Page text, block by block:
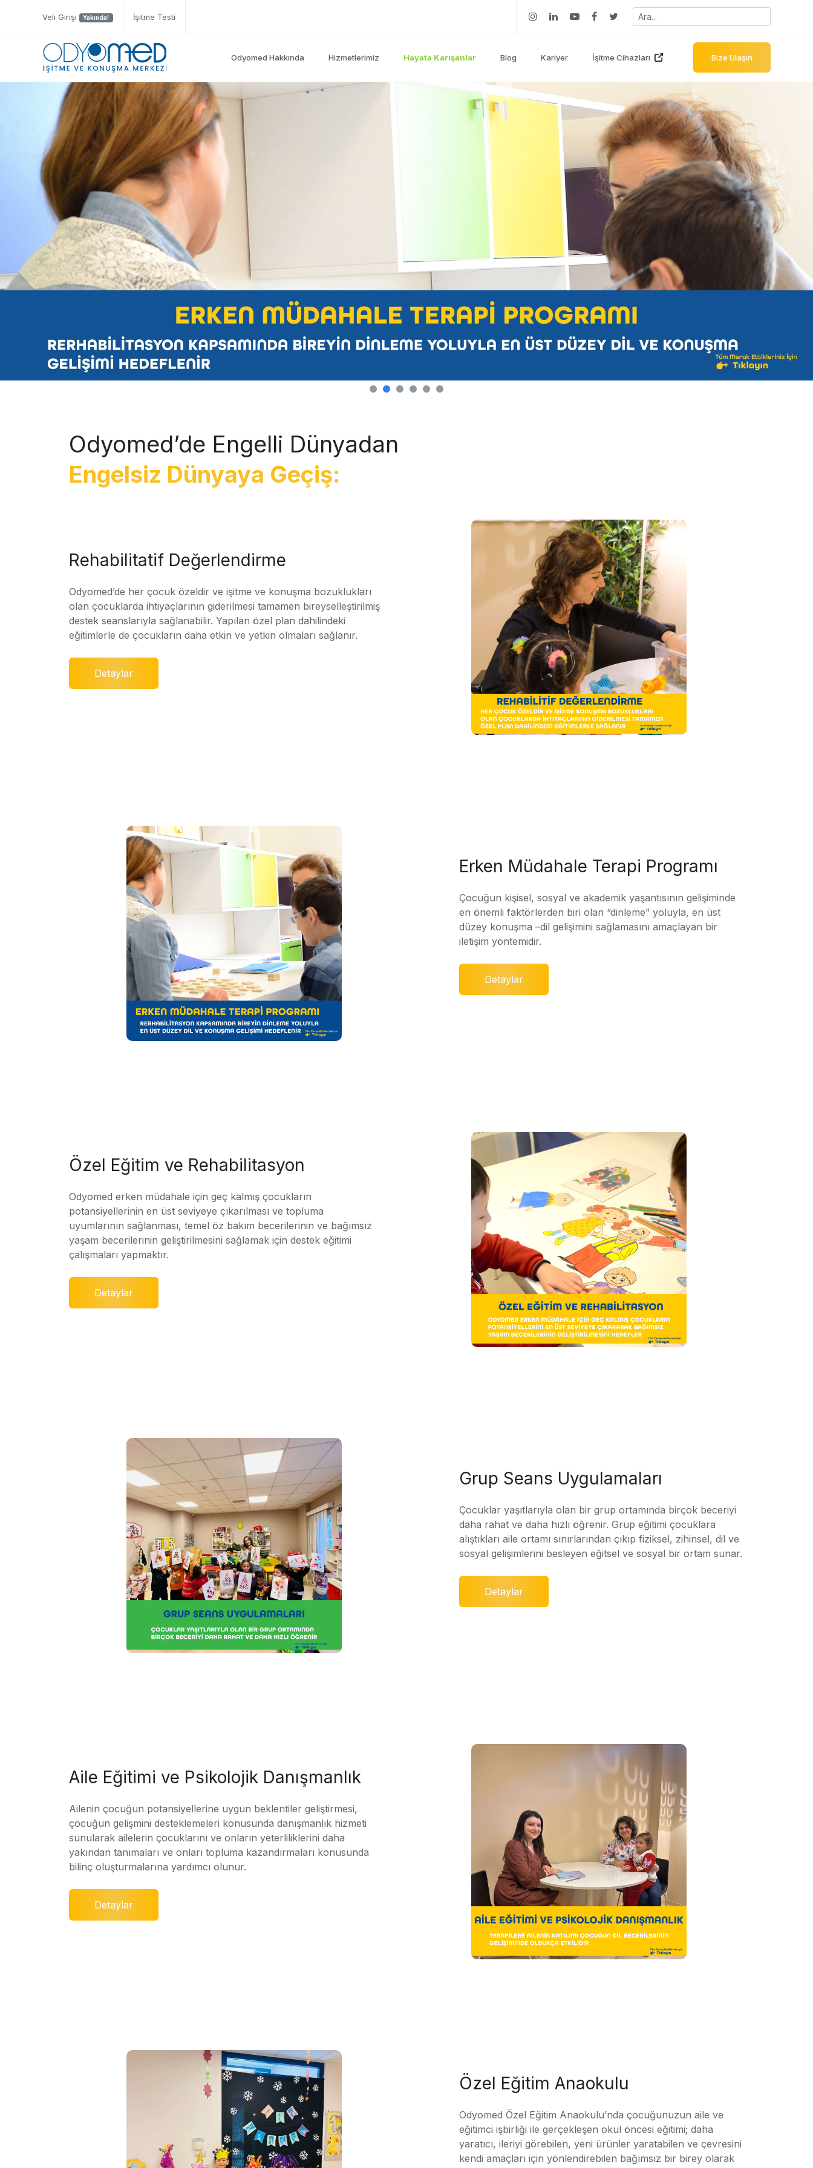
Veli Girişi Yakında! İşitme Testi
Odyomed Hakkında Hizmetlerimiz Hayata Karışanlar Blog Kariyer İşitme Cihazları Bize Ulaşın
Odyomed’de Engelli Dünyadan
Engelsiz Dünyaya Geçiş:
Rehabilitatif Değerlendirme
Odyomed’de her çocuk özeldir ve işitme ve konuşma bozuklukları
olan çocuklarda ihtiyaçlarının giderilmesi tamamen bireyselleştirilmiş
destek seanslarıyla sağlanabilir. Yapılan özel plan dahilindeki
eğitimlerle de çocukların daha etkin ve yetkin olmaları sağlanır.
Detaylar
Erken Müdahale Terapi Programı
Çocuğun kişisel, sosyal ve akademik yaşantısının gelişiminde
en önemli faktörlerden biri olan “dinleme” yoluyla, en üst
düzey konuşma –dil gelişimini sağlamasını amaçlayan bir
iletişim yöntemidir.
Detaylar
Özel Eğitim ve Rehabilitasyon
Odyomed erken müdahale için geç kalmış çocukların
potansiyellerinin en üst seviyeye çıkarılması ve topluma
uyumlarının sağlanması, temel öz bakım becerilerinin ve bağımsız
yaşam becerilerinin geliştirilmesini sağlamak için destek eğitimi
çalışmaları yapmaktır.
Detaylar
Grup Seans Uygulamaları
Çocuklar yaşıtlarıyla olan bir grup ortamında birçok beceriyi
daha rahat ve daha hızlı öğrenir. Grup eğitimi çocuklara
alıştıkları aile ortamı sınırlarından çıkıp fiziksel, zihinsel, dil ve
sosyal gelişimlerini besleyen eğitsel ve sosyal bir ortam sunar.
Detaylar
Aile Eğitimi ve Psikolojik Danışmanlık
Ailenin çocuğun potansiyellerine uygun beklentiler geliştirmesi,
çocuğun gelişmini desteklemeleri konusunda danışmanlık hizmeti
sunularak ailelerin çocuklarını ve onların yeterliliklerini daha
yakından tanımaları ve onları topluma kazandırmaları konusunda
bilinç oluşturmalarına yardımcı olunur.
Detaylar
Özel Eğitim Anaokulu
Odyomed Özel Eğitim Anaokulu’nda çocuğunuzun aile ve
eğitimci işbirliği ile gerçekleşen okul öncesi eğitimi; daha
yaratıcı, ileriyi görebilen, yeni ürünler yaratabilen ve çevresini
kendi amaçları için yönlendirebilen bağımsız bir birey olarak